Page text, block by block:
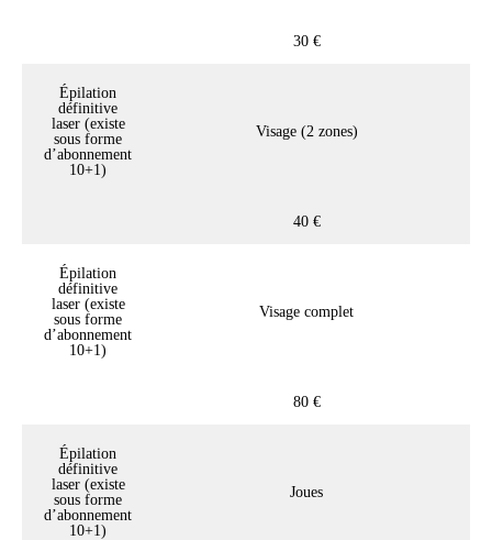
30 €
Épilation
définitive
laser (existe
sous forme
d’abonnement
10+1)
Visage (2 zones)
40 €
Épilation
définitive
laser (existe
sous forme
d’abonnement
10+1)
Visage complet
80 €
Épilation
définitive
laser (existe
sous forme
d’abonnement
10+1)
Joues